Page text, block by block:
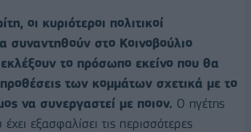
οι κυριότεροι πολιτικοί
συναντηθούν στο Κοινοβούλιο
το πρόσωπο εκείνο που θα
προθέσεις των κομμάτων σχετικά με το
να συνεργαστεί με ποιον. Ο ηγέτης
εξασφαλίσει τις περισσότερες